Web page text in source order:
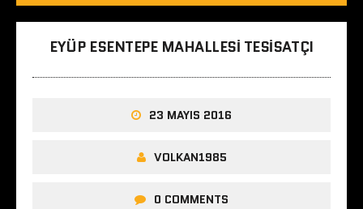
EYÜP ESENTEPE MAHALLESI TESISATÇI
23 MAYIS 2016
VOLKAN1985
0 COMMENTS